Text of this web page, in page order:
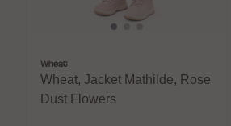
Wheat
Wheat, Jacket Mathilde, Rose
Dust Flowers